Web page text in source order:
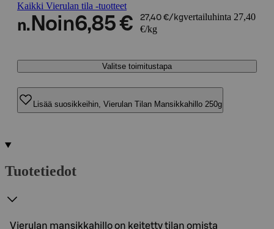
Kaikki Vierulan tila -tuotteet
n. Noin6,85 € 27,40 €/kgvertailuhinta 27,40
€/kg
Valitse toimitustapa
Lisää suosikkeihin, Vierulan Tilan Mansikkahillo 250g
Tuotetiedot
Vierulan mansikkahillo on keitetty tilan omista